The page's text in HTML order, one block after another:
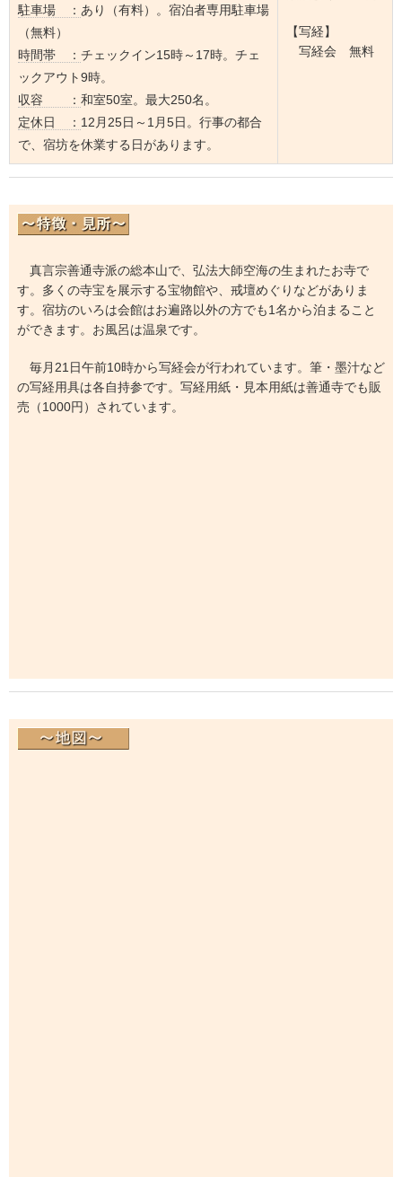
駐車場 ： あり（有料）。宿泊者専用駐車場
（無料）
時間帯 ： チェックイン15時～17時。チェ
ックアウト9時。
収容 ： 和室50室。最大250名。
定休日 ： 12月25日～1月5日。行事の都合
で、宿坊を休業する日があります。
【写経】
写経会 無料
真言宗善通寺派の総本山で、弘法大師空海の生まれたお寺で
す。多くの寺宝を展示する宝物館や、戒壇めぐりなどがありま
す。宿坊のいろは会館はお遍路以外の方でも1名から泊まること
ができます。お風呂は温泉です。
毎月21日午前10時から写経会が行われています。筆・墨汁など
の写経用具は各自持参です。写経用紙・見本用紙は善通寺でも販
売（1000円）されています。